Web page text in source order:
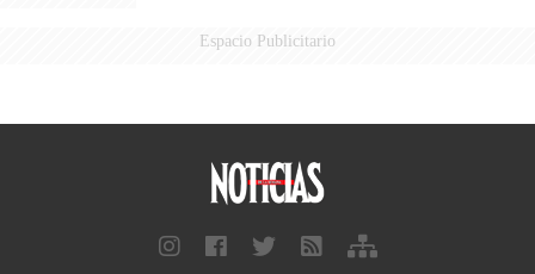
Espacio Publicitario